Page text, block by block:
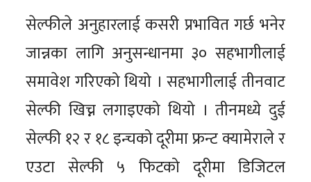
सेल्फीले अनुहारलाई कसरी प्रभावित गर्छ भनेर
जान्नका लागि अनुसन्धानमा ३० सहभागीलाई
समावेश गरिएको थियो । सहभागीलाई तीनवाट
सेल्फी खिच्न लगाइएको थियो । तीनमध्ये दुई
सेल्फी १२ र १८ इन्चको दूरीमा फ्रन्ट क्यामेराले र
एउटा सेल्फी ५ फिटको दूरीमा डिजिटल